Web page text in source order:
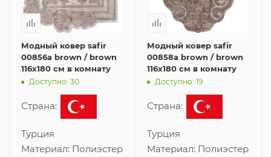
Модный ковер safir
00856a brown / brown
116x180 см в комнату
Доступно: 30
Страна:
Турция
Материал: Полиэстер
Модный ковер safir
00858a brown / brown
116x180 см в комнату
Доступно: 19
Страна:
Турция
Материал: Полиэстер